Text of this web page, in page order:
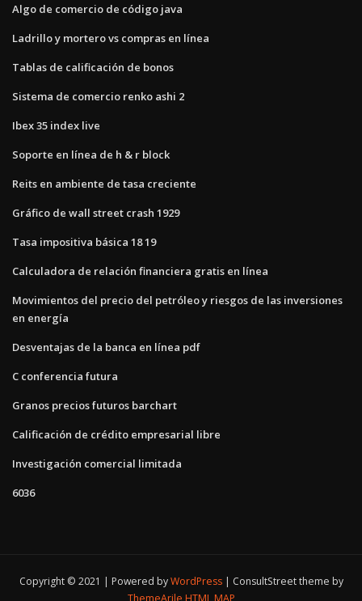
Algo de comercio de código java
Ladrillo y mortero vs compras en línea
Tablas de calificación de bonos
Sistema de comercio renko ashi 2
Ibex 35 index live
Soporte en línea de h & r block
Reits en ambiente de tasa creciente
Gráfico de wall street crash 1929
Tasa impositiva básica 18 19
Calculadora de relación financiera gratis en línea
Movimientos del precio del petróleo y riesgos de las inversiones
en energía
Desventajas de la banca en línea pdf
C conferencia futura
Granos precios futuros barchart
Calificación de crédito empresarial libre
Investigación comercial limitada
6036
Copyright © 2021 | Powered byWordPress
ConsultStreet theme by